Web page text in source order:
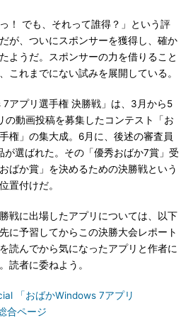
！ でも、それって誰得？」という評
が、ついにスポンサーを獲得し、確か
ようだ。スポンサーの力を借りること
これまでにない試みを展開している。
アプリ選手権 決勝戦」は、3月から5
の動画投稿を募集したコンテスト「お
権」の集大成。6月に、後述の審査員
が選ばれた。その「優秀おばか7賞」受
ばか賞」を決めるための決勝戦という
置付けだ。
戦に出場したアプリについては、以下
に予習してからこの決勝大会レポート
読んでから気になったアプリと作者に
読者に委ねよう。
「おばかWindows 7アプリ
合ページ